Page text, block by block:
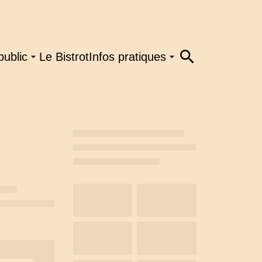
Le BistrotInfos pratiques